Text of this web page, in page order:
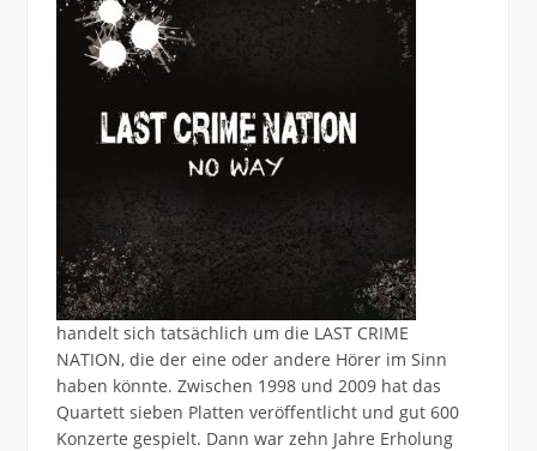
handelt sich tatsächlich um die LAST CRIME
NATION, die der eine oder andere Hörer im Sinn
haben könnte. Zwischen 1998 und 2009 hat das
Quartett sieben Platten veröffentlicht und gut 600
Konzerte gespielt. Dann war zehn Jahre Erholung